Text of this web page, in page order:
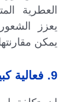
العطرية
يعزز
يمكن
9. فعالية كبيرة وبأسعار معقولة